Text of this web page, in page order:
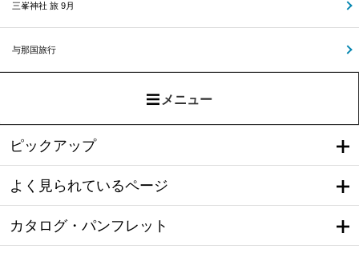
三峯神社 旅 9月
与那国旅行
メニュー
ピックアップ
よく見られているページ
カタログ・パンフレット